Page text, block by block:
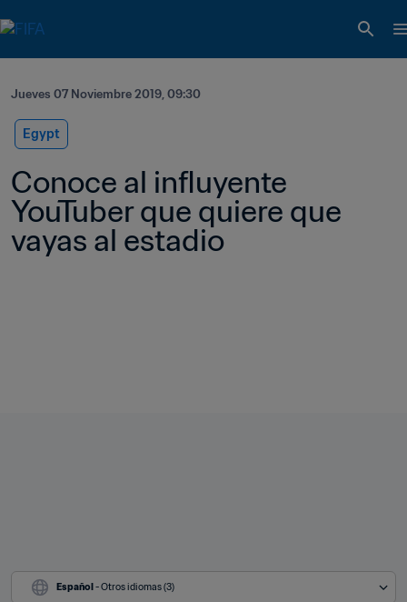
Jueves 07 Noviembre 2019, 09:30
Egypt
Conoce al influyente
YouTuber que quiere que
vayas al estadio
Español - Otros idiomas (3)